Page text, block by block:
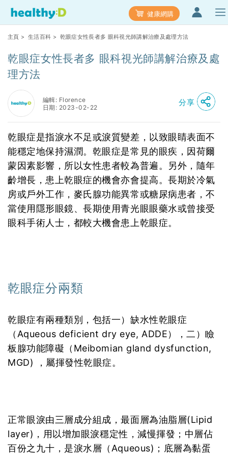
健康網購
主頁 > 生活百科 > 乾眼症女性長者多 眼科視光師講解治療及處理方法
乾眼症女性長者多 眼科視光師講解治療及處
理方法
編輯: Florence
日期: 2023-02-22
分享
乾眼症是指淚水不足或淚質變差，以致眼睛表面不
能穩定地保持濕潤。乾眼症是常見的眼疾，因荷爾
蒙因素影響，所以女性患者較為普遍。另外，隨年
齡增長，患上乾眼症的機會亦會提高。長期於冷氣
房或戶外工作，麥氏腺功能異常或糖尿病患者，不
當使用隱形眼鏡、長期使用青光眼眼藥水或曾接受
眼科手術人士，都較大機會患上乾眼症。
乾眼症分兩類
乾眼症有兩種類別，包括一）缺水性乾眼症
（Aqueous deficient dry eye, ADDE），二）瞼
板腺功能障礙（Meibomian gland dysfunction,
MGD) ，屬揮發性乾眼症。
正常眼淚由三層成分組成，最面層為油脂層(Lipid
layer)，用以增加眼淚穩定性，減慢揮發；中層佔
百份之九十，是淚水層（Aqueous)；底層為黏蛋